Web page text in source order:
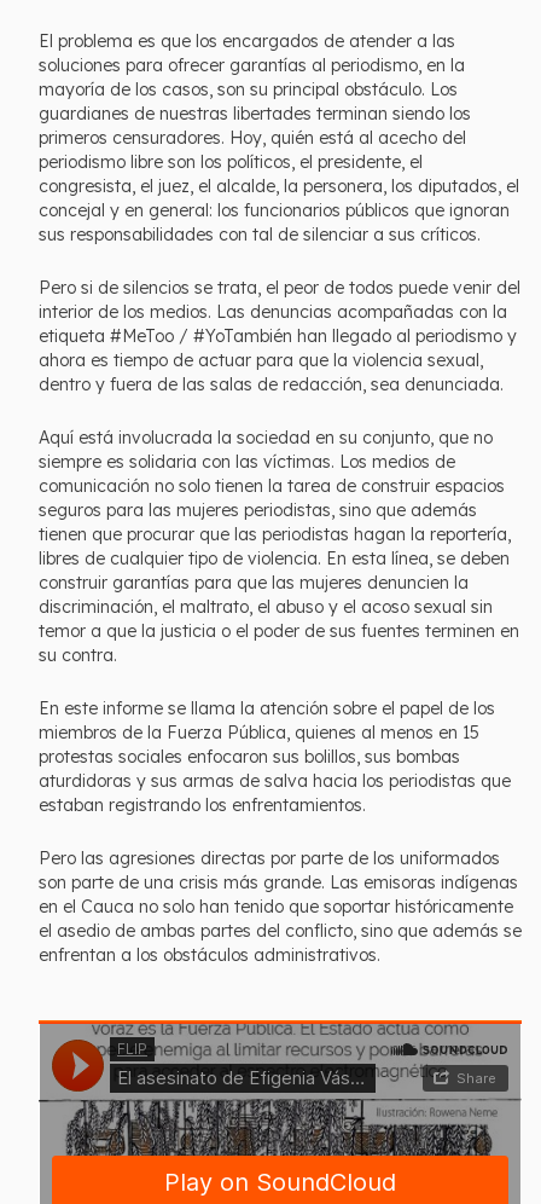
El problema es que los encargados de atender a las
soluciones para ofrecer garantías al periodismo, en la
mayoría de los casos, son su principal obstáculo. Los
guardianes de nuestras libertades terminan siendo los
primeros censuradores. Hoy, quién está al acecho del
periodismo libre son los políticos, el presidente, el
congresista, el juez, el alcalde, la personera, los diputados, el
concejal y en general: los funcionarios públicos que ignoran
sus responsabilidades con tal de silenciar a sus críticos.
Pero si de silencios se trata, el peor de todos puede venir del
interior de los medios. Las denuncias acompañadas con la
etiqueta #MeToo / #YoTambién han llegado al periodismo y
ahora es tiempo de actuar para que la violencia sexual,
dentro y fuera de las salas de redacción, sea denunciada.
Aquí está involucrada la sociedad en su conjunto, que no
siempre es solidaria con las víctimas. Los medios de
comunicación no solo tienen la tarea de construir espacios
seguros para las mujeres periodistas, sino que además
tienen que procurar que las periodistas hagan la reportería,
libres de cualquier tipo de violencia. En esta línea, se deben
construir garantías para que las mujeres denuncien la
discriminación, el maltrato, el abuso y el acoso sexual sin
temor a que la justicia o el poder de sus fuentes terminen en
su contra.
En este informe se llama la atención sobre el papel de los
miembros de la Fuerza Pública, quienes al menos en 15
protestas sociales enfocaron sus bolillos, sus bombas
aturdidoras y sus armas de salva hacia los periodistas que
estaban registrando los enfrentamientos.
Pero las agresiones directas por parte de los uniformados
son parte de una crisis más grande. Las emisoras indígenas
en el Cauca no solo han tenido que soportar históricamente
el asedio de ambas partes del conflicto, sino que además se
enfrentan a los obstáculos administrativos.